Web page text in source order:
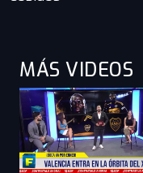
MÁS VIDEOS